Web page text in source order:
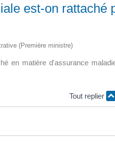
est-on rattaché
(Première ministre)
en matière d'assurance
Tout replier
Paëlla – Société